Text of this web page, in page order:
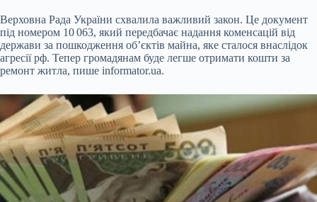
Верховна Рада України схвалила важливий закон. Це документ
під номером 10 063, який передбачає надання коменсацій від
держави за пошкодження об’єктів майна, яке сталося внаслідок
агресії рф. Тепер громадянам буде легше отримати кошти за
ремонт житла, пише informator.ua.